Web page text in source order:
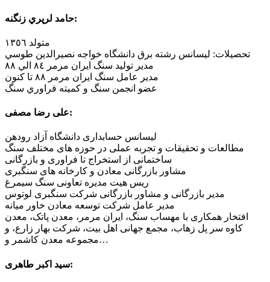
حامد لرپري زنگنه:
متولد ١٣٥٦
تحصيلات: ليسانس رشته برق دانشگاه خواجه نصيرالدين طوسي
مدير توليد سنگ ايران مرمر ٨٤ الي ٨٨
مدير عامل سنگ ايران مرمر ٨٨ تا كنون
عضو انجمن سنگ و كميته فراوري سنگ
علی رضا مصفی:
لیسانس حسابداری دانشگاه آزاد رودهن
مطالعات و تحقیقات و تجربه عملی در حوزه های مختلف سنگ
ساختمانی از استخراج تا فراوری و بازرگانى
مشاور بازرگانى معادن و کارخانه های سنگبرى
ريس هيت مدیره تعاونی سنگ سیمرغ
مدیر بازرگانى و مشاور بازرگانى شرکت سنگبرى لوتوس
مدیر عامل شرکت توسعه معادن خاور میانه
افتخار همکاری با مهساب سنگ، ایران مرمر، معدن پاتک، معدن
کاوه سر پل زهاب، مجمع جهانی اهل بیت، شرکت بهار زارع، و
مجموعه معدن کاشمر و…
سید اکبر طاهری: